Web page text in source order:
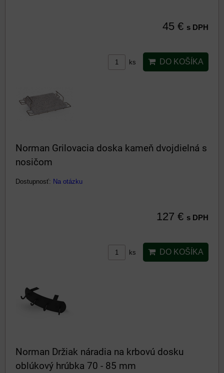
45 € s DPH
ks DO KOŠÍKA
Norman Grilovacia doska kameň dvojdielná s
nosičom
Dostupnosť: Na otázku
127 € s DPH
ks DO KOŠÍKA
Norman Držiak náradia na krbovú dosku
oblúkový hrúbka 70 - 85 mm